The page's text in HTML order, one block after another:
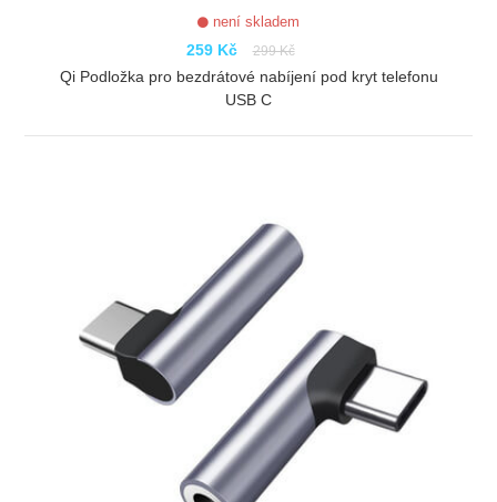
není skladem
259 Kč 299 Kč
Qi Podložka pro bezdrátové nabíjení pod kryt telefonu
USB C